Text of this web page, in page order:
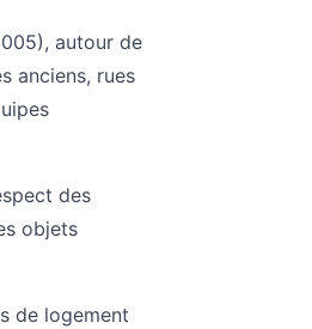
autour de
anciens, rues
des
objets
de logement